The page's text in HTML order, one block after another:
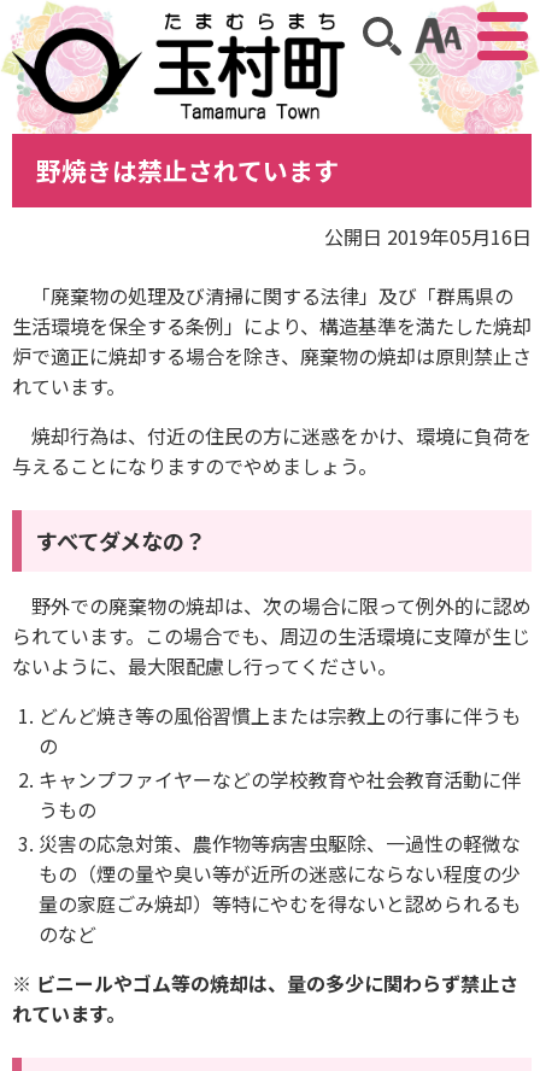
アクセ
サイト内検索
野焼きは禁止されています
公開日 2019年05月16日
「廃棄物の処理及び清掃に関する法律」及び「群馬県の
生活環境を保全する条例」により、構造基準を満たした焼却
炉で適正に焼却する場合を除き、廃棄物の焼却は原則禁止さ
れています。
焼却行為は、付近の住民の方に迷惑をかけ、環境に負荷を
与えることになりますのでやめましょう。
すべてダメなの？
野外での廃棄物の焼却は、次の場合に限って例外的に認め
られています。この場合でも、周辺の生活環境に支障が生じ
ないように、最大限配慮し行ってください。
どんど焼き等の風俗習慣上または宗教上の行事に伴うも
の
キャンプファイヤーなどの学校教育や社会教育活動に伴
うもの
災害の応急対策、農作物等病害虫駆除、一過性の軽微な
もの（煙の量や臭い等が近所の迷惑にならない程度の少
量の家庭ごみ焼却）等特にやむを得ないと認められるも
のなど
※ ビニールやゴム等の焼却は、量の多少に関わらず禁止さ
れています。